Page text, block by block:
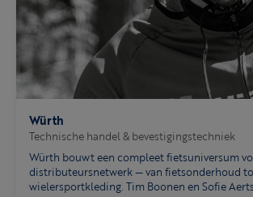
Würth
Technische handel & bevestigingstechniek
Würth bouwt een compleet fietsuniversum
distributeursnetwerk — van fietsonderhoud
wielersportkleding. Tim Boonen en Sofie